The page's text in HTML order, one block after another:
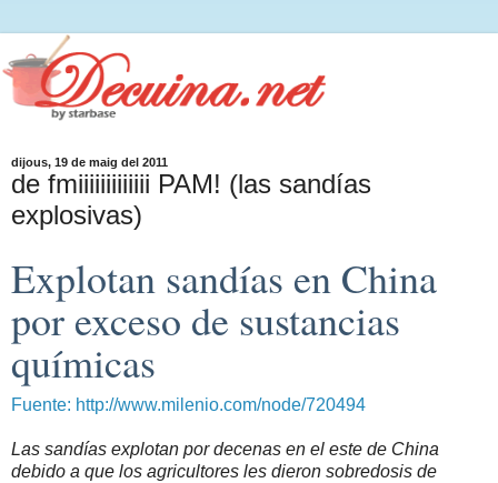
dijous, 19 de maig del 2011
de fmiiiiiiiiiiiii PAM! (las sandías
explosivas)
Explotan sandías en China
por exceso de sustancias
químicas
Fuente: http://www.milenio.com/node/720494
Las sandías explotan por decenas en el este de China
debido a que los agricultores les dieron sobredosis de